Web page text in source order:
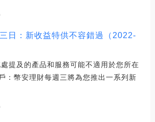
日：新收益特供不容錯過（2022-
提及的產品和服務可能不適用於您所在
：幣安理財每週三將為您推出一系列新